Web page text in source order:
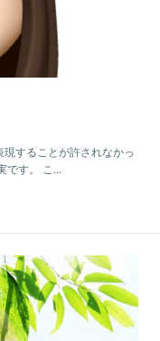
することが許されなかっ
です。 こ...